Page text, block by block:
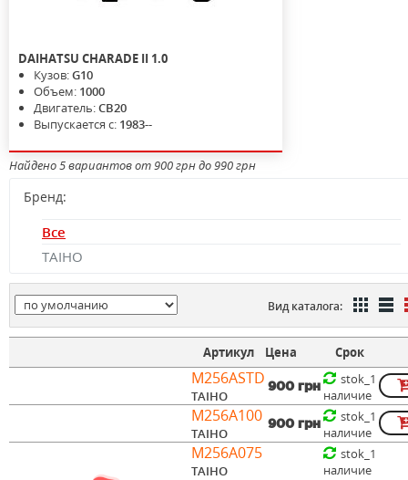
DAIHATSU CHARADE II 1.0
Кузов:G10
Объем: 1000
Двигатель:CB20
Выпускается с: 1983--
Найдено 5 вариантов от 900 грн до 990 грн
Бренд:
Все
TAIHO
Вид каталога:
Артикул Цена Срок
M256ASTD
TAIHO
900 грн
stok_1
наличие
M256A100
TAIHO
900 грн
stok_1
наличие
M256A075
TAIHO
stok_1
наличие